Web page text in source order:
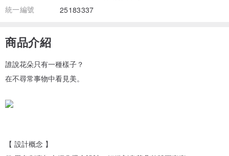
統一編號
25183337
商品介紹
誰說花朵只有一種樣子？
在不尋常事物中看見美。
【 設計概念 】